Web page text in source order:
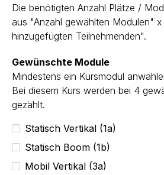
Die benötigten Anzahl Plätze /
aus "Anzahl gewählten Modulen" x
hinzugefügten Teilnehmenden".
Gewünschte Module
Mindestens ein Kursmodul
Bei diesem Kurs werden bei 4
gezählt.
Statisch Vertikal (1a)
Statisch Boom (1b)
Mobil Vertikal (3a)